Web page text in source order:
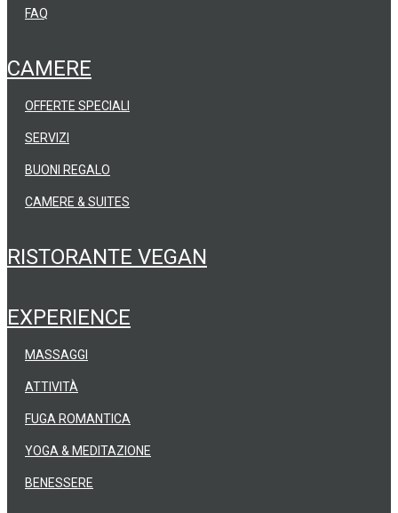
FAQ
CAMERE
CAMERE & SUITES
OFFERTE SPECIALI
SERVIZI
BUONI REGALO
RISTORANTE VEGAN
EXPERIENCE
YOGA & MEDITAZIONE
BENESSERE
MASSAGGI
ATTIVITÀ
FUGA ROMANTICA